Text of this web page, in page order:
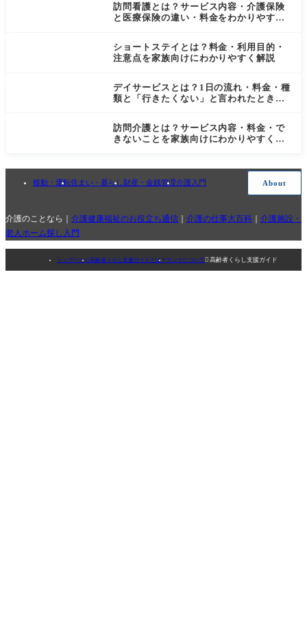
訪問看護とは？サービス内容・介護保険
と医療保険の違い・料金をわかりやすく
ショートステイとは？料金・利用目的・
注意点を家族向けにわかりやすく解説
デイサービスとは？1日の流れ・料金・種
類と「行きたくない」と言われたときの
訪問介護とは？サービス内容・料金・で
きないことを家族向けにわかりやすく解
ん。一方
った。そ
んな
移動・運転住まい・暮らし 財産・金銭管理介護入門 About
介護のことなら｜ 介護健康福祉のお役立ち通信 介護の仕事大百科
介護施設・
老人ホーム探し入門
トップページ高齢者くらし支援ガイドとは？ リンクについて  高齢者くらし支援ガイド